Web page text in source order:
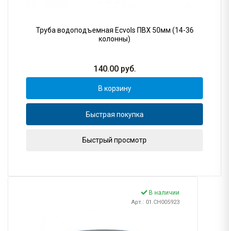
Труба водоподъемная Ecvols ПВХ 50мм (14-36
колонны)
140.00руб.
В корзину
Быстрая покупка
Быстрый просмотр
В наличии
Арт.: 01.CH005923